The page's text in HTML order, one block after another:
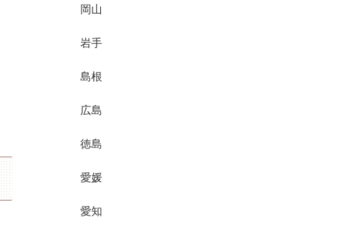
岡山
岩手
島根
広島
徳島
愛媛
愛知